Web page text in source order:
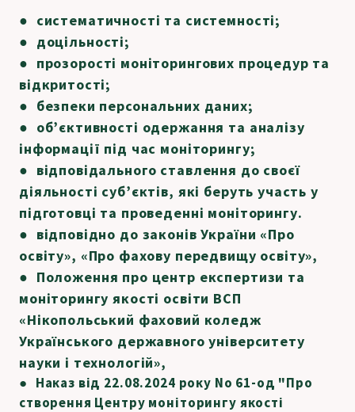
● систематичності та системності;
● доцільності;
● прозорості моніторингових процедур та
відкритості;
● безпеки персональних даних;
● об’єктивності одержання та аналізу
інформації під час моніторингу;
● відповідального ставлення до своєї
діяльності суб’єктів, які беруть участь у
підготовці та проведенні моніторингу.
● відповідно до законів України «Про
освіту», «Про фахову передвищу освіту»,
● Положення про центр експертизи та
моніторингу якості освіти ВСП
«Нікопольський фаховий коледж
Українського державного університету
науки і технологій»,
● Наказ від 22.08.2024 року No 61-од "Про
створення Центру моніторингу якості